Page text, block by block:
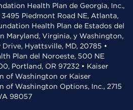
Health Plan de Georgia, Inc.,
Piedmont Road NE, Atlanta,
Health Plan de Estados del
Maryland, Virginia, y Washington,
Hyattsville, MD, 20785 •
Plan del Noroeste, 500 NE
Portland, OR 97232 • Kaiser
of Washington or Kaiser
of Washington Options, Inc., 2715
98057